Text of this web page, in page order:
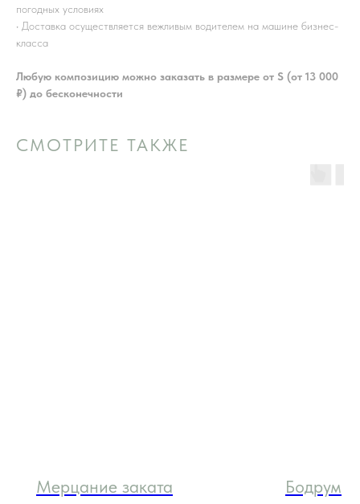
погодных условиях
• Доставка осуществляется вежливым водителем на машине бизнес-
класса
Любую композицию можно заказать в размере от S (от 13 000
₽) до бесконечности
СМОТРИТЕ ТАКЖЕ
Мерцание заката Бодрум